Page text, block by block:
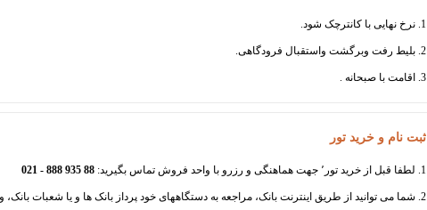
1. نرخ نهایی با کانترچک شود.
2. بلیط رفت وبرگشت واستقبال فرودگاهی.
3. اقامت با صبحانه .
ثبت نام و خرید تور
1. لطفا قبل از خرید تور٬ جهت هماهنگی و رزرو با واحد فروش تماس بگیرید: 88 935 888 - 021
2. شما می توانید از طریق اینترنت بانک، مراجعه به دستگاههای خود پرداز بانک ها و یا شعبات بانک،